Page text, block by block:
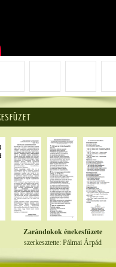
Zarándokok énekesfüzete
szerkesztette: Pálmai Árpád